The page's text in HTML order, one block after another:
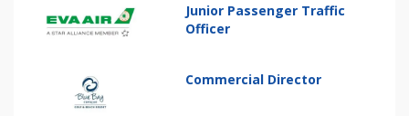
Junior Passenger Traffic
Officer
Commercial Director